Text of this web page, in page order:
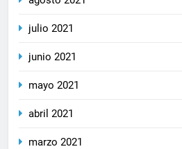
julio 2021
junio 2021
mayo 2021
abril 2021
marzo 2021